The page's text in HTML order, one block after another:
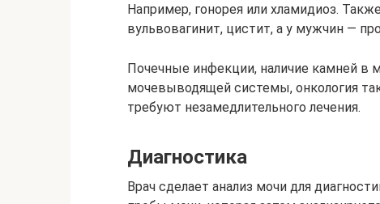
Например, гонорея или хламидиоз.
вульвовагинит, цистит, а у мужчин —
Почечные инфекции, наличие камней в
мочевыводящей системы, онкология
требуют незамедлительного лечения.
Диагностика
Врач сделает анализ мочи для